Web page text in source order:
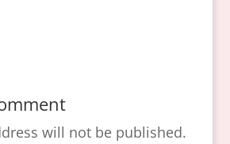
will not be published.